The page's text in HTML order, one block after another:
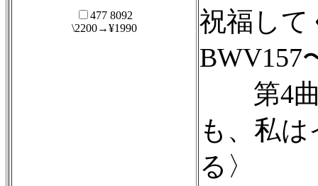
477 8092
\2200→¥1990
祝福して
BWV157
第4曲
も、私
る〉